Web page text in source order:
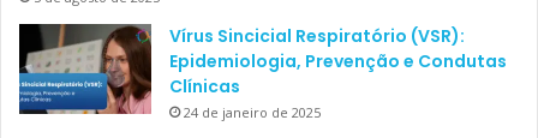
Vírus Sincicial Respiratório (VSR):
Epidemiologia, Prevenção e Condutas
Clínicas
24 de janeiro de 2025